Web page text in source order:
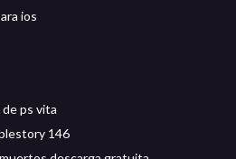
ios
ps vita
146